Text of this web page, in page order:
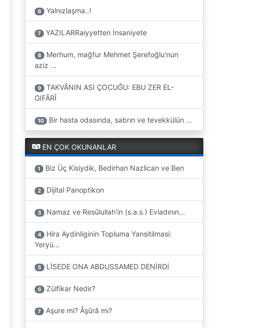
6 Yalnızlaşma..!
7 YAZILARRaiyyetten İnsaniyete
8
Merhum, mağfur Mehmet Şerefoğlu’nun
aziz ...
9
TAKVÂNIN ASİ ÇOCUĞU: EBU ZER EL-
GIFÂRÎ
10 Bir hasta odasında, sabrın ve tevekkülün ...
EN ÇOK OKUNANLAR
1 Biz Üç Kisiydik, Bedirhan Nazlican ve Ben
2 Dijital Panoptikon
3 Namaz ve Resûlullah'in (s.a.s.) Evladının...
4
Hira Aydinliginin Topluma Yansitilmasi:
Yeryü...
5 LİSEDE ONA ABDUSSAMED DENİRDİ
6 Zülfikar Nedir?
7 Aşure mi? Âşûrâ mı?